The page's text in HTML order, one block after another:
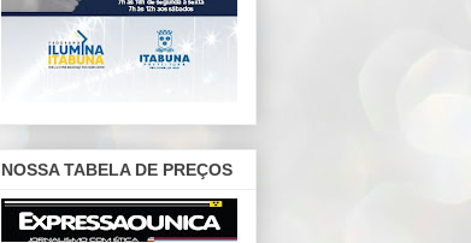
NOSSA TABELA DE PREÇOS